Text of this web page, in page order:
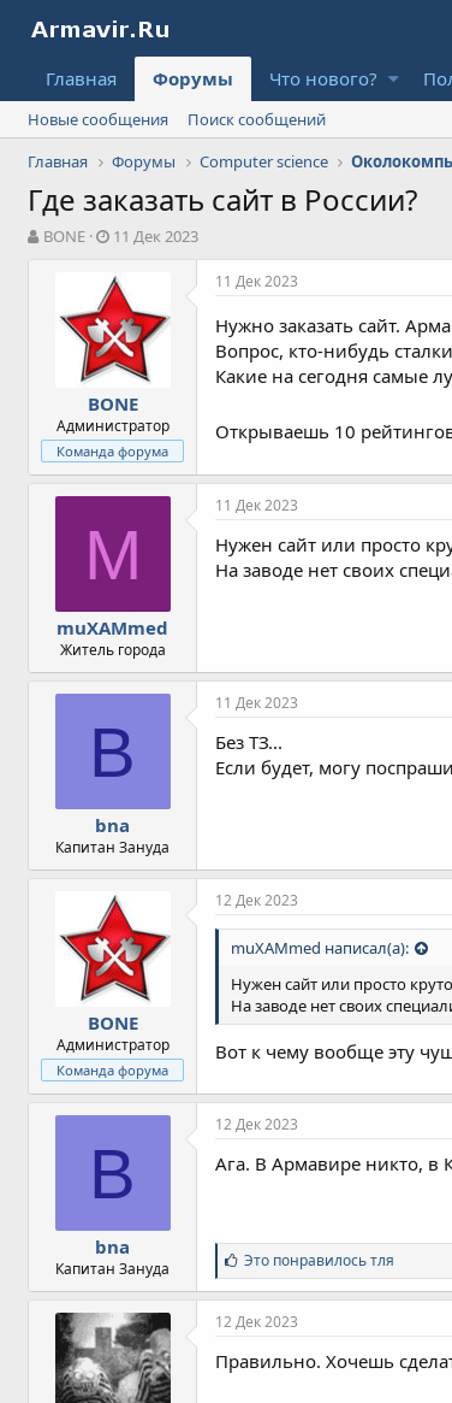
Главная Форумы Что нового?
Новые сообщения
Поиск сообщений
Главная
Форумы Computer science
Где заказать сайт в России?
А
BONE
Д
т
а
н
а
ч
л
а
11 Дек 2023
BONE
Администратор
Команда форума
11 Дек 2023
Нужно заказать сайт.
Вопрос, кто-нибудь
Какие на сегодня самые
Открываешь 10 рейтингов
M
muXAMmed
Житель города
11 Дек 2023
Нужен сайт или просто
На заводе нет своих
B
bna
Капитан Зануда
11 Дек 2023
Без ТЗ...
Если будет, могу
BONE
Администратор
Команда форума
12 Дек 2023
muXAMmed написал(а):
Нужен сайт или просто
На заводе нет своих
Вот к чему вообще эту
B
bna
Капитан Зануда
12 Дек 2023
Ага. В Армавире никто, в
С
и
м
п
а
т
и
Это понравилосьтля
12 Дек 2023
Правильно. Хочешь